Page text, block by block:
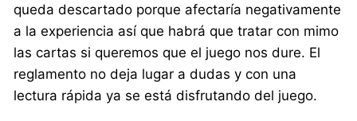
queda descartado porque afectaría negativamente
a la experiencia así que habrá que tratar con mimo
las cartas si queremos que el juego nos dure. El
reglamento no deja lugar a dudas y con una
lectura rápida ya se está disfrutando del juego.